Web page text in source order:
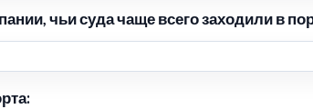
чьи суда чаще всего заходили в